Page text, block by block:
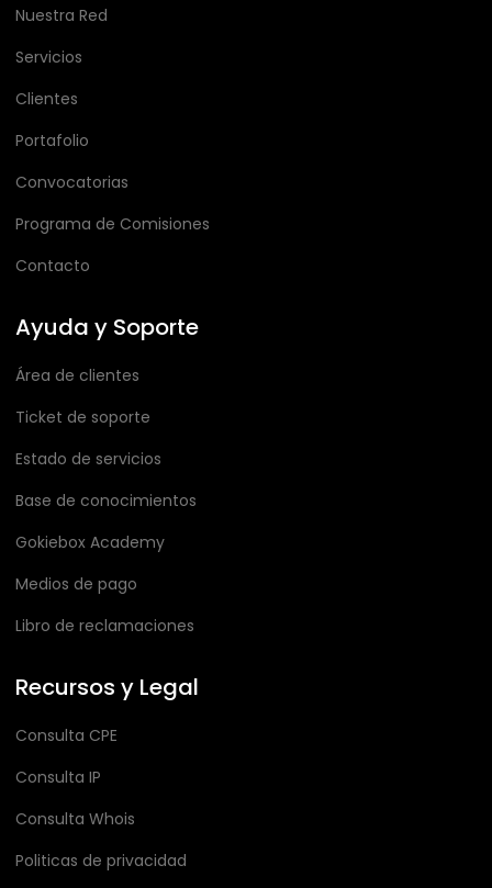
Nuestra Red
Servicios
Clientes
Portafolio
Convocatorias
Programa de Comisiones
Contacto
Ayuda y Soporte
Área de clientes
Ticket de soporte
Estado de servicios
Base de conocimientos
Gokiebox Academy
Medios de pago
Libro de reclamaciones
Recursos y Legal
Consulta CPE
Consulta IP
Consulta Whois
Politicas de privacidad